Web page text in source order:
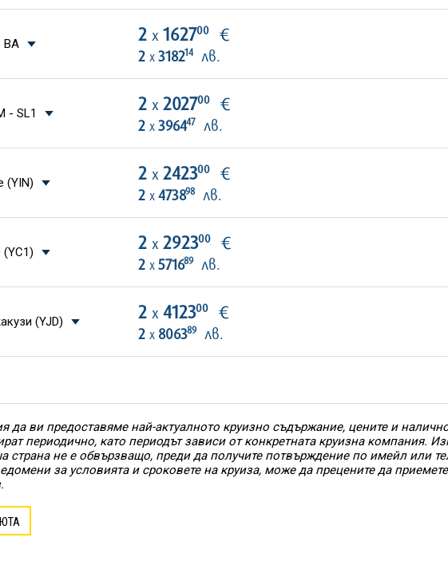
BA 2 х 162700€
2 х 318214лв.
- SL1 2 х 202700€
2 х 396447лв.
(YIN) 2 х 242300€
2 х 473898лв.
(YC1) 2 х 292300€
2 х 571689лв.
(YJD) 2 х 412300€
2 х 806389лв.
да ви предоставяме най-актуалното круизно съдържание, цените и
периодично, като периодът зависи от конкретната круизна компания.
страна не е обвързващо, преди да получите потвърждение по имейл или
за условията и сроковете на круиза, може да прецените да